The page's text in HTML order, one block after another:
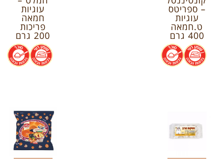
– ספריטס
עוגיות
ט.חמאה
400 גרם
.
.
עוגיות
חמאה
פריכות
200 גרם
.
.